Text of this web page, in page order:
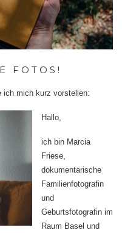
FOTOS!
ich mich kurz vorstellen:
Hallo,
ich bin Marcia
Friese,
dokumentarische
Familienfotografin
und
Geburtsfotografin im
Raum Basel und